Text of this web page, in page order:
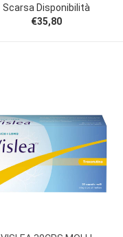
Scarsa Disponibilità
€35,80